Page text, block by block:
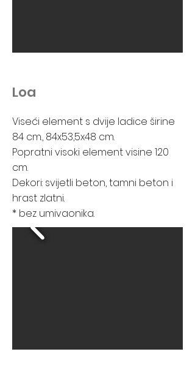
Loa
Viseći element s dvije ladice širine
84 cm., 84x53,5x48 cm.
Popratni visoki element visine 120
cm.
Dekori: svijetli beton, tamni beton i
hrast zlatni.
* bez umivaonika.